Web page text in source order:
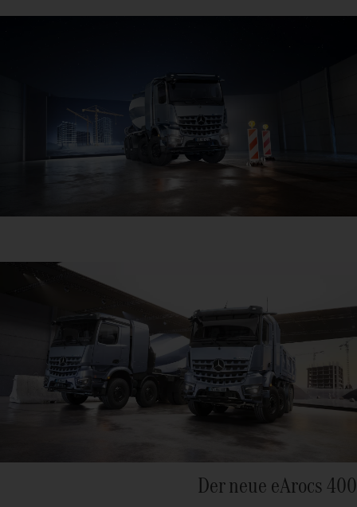
Der neue eArocs 400